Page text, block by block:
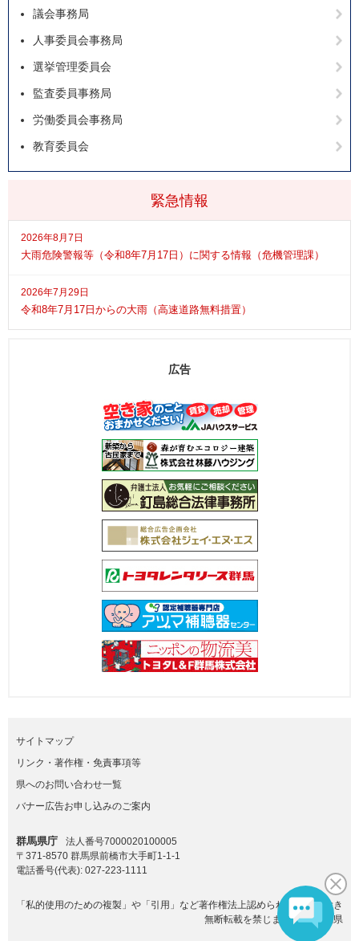
緊急情報
2026年8月7日
大雨危険警報等（令和8年7月17日）に関する情報（危機管理課）
2026年7月29日
令和8年7月17日からの大雨（高速道路無料措置）
議会事務局
人事委員会事務局
選挙管理委員会
監査委員事務局
労働委員会事務局
教育委員会
広告
サイトマップ
リンク・著作権・免責事項等
県へのお問い合わせ一覧
バナー広告お申し込みのご案内
群馬県庁
法人番号7000020100005
〒371-8570 群馬県前橋市大手町1-1-1
電話番号(代表): 027-223-1111
「私的使用のための複製」や「引用」など著作権法上認められた場合を除き
無断転載を禁じます。(C)群馬県